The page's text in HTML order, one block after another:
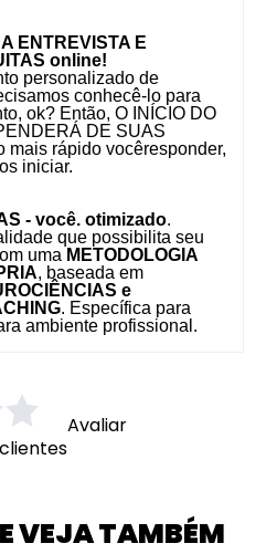
ENTREVISTA E
online!
personalizado de
conhecê-lo para
ok? Então, O INÍCIO DO
DE SUAS
mais rápido vocêresponder,
iniciar.
- você. otimizado.
que possibilita seu
uma METODOLOGIA
, baseada em
e
. Específica para
ambiente profissional.
Avaliar
VEJA TAMBÉM